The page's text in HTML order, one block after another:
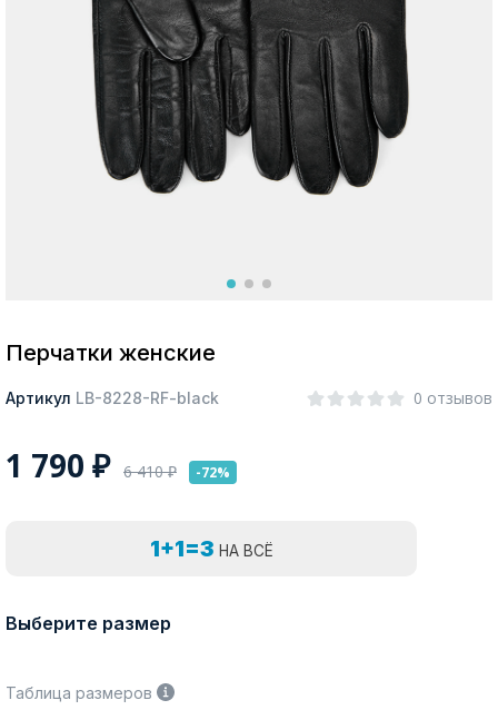
Москва
Перчатки женские
Артикул LB-8228-RF-black 0 отзывов
1 790 ₽ 6 410₽ -72%
1+1=3 НА ВСЁ
Выберите размер
Таблица размеров